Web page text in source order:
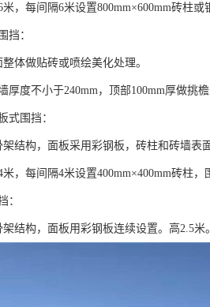
米，每间隔6米设置800mm×600mm砖柱
挡：
整体做贴砖或喷绘美化处理。
厚度不小于240mm，顶部100mm厚做挑
式围挡：
结构，面板采用彩钢板，砖柱和砖墙表
米，每间隔4米设置400mm×400mm砖柱，
：
结构，面板用彩钢板连续设置。高2.5米。